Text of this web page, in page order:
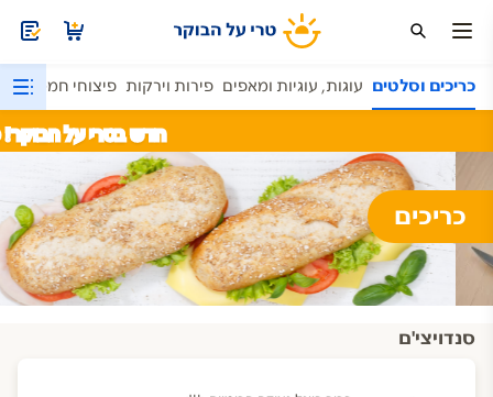
חדש בטרי על הבוקר!
כריכים וסלטים עוגות, עוגיות ומאפים פירות וירקות פיצוחי חממה
כריכים
סנדויצי'ם